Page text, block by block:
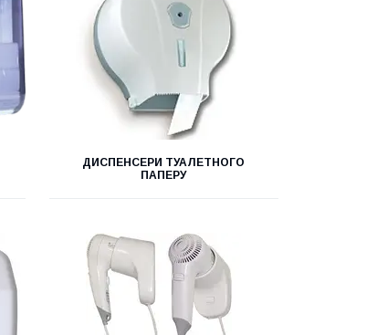
ДИСПЕНСЕРИ ТУАЛЕТНОГО
ПАПЕРУ